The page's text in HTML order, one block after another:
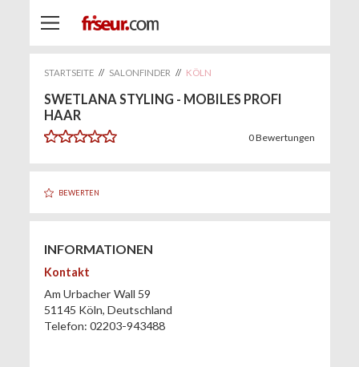
STARTSEITE // SALONFINDER // KÖLN
SWETLANA STYLING - MOBILES PROFI
HAAR
0Bewertungen
BEWERTEN
INFORMATIONEN
Kontakt
Am Urbacher Wall 59
51145 Köln, Deutschland
Telefon: 02203-943488